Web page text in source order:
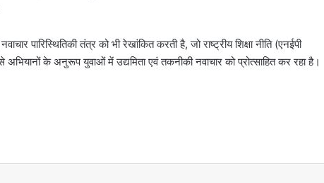
पारिस्थितिकी तंत्र को भी रेखांकित करती है, जो राष्ट्रीय शिक्षा नीति (एनईपी
के अनुरूप युवाओं में उद्यमिता एवं तकनीकी नवाचार को प्रोत्साहित कर रहा है।
नया कीर्तिमान, अनेक उत्पादन इकाइयों ने बनाए नए